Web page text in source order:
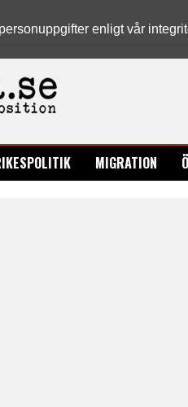
enligt vår
MIGRATION